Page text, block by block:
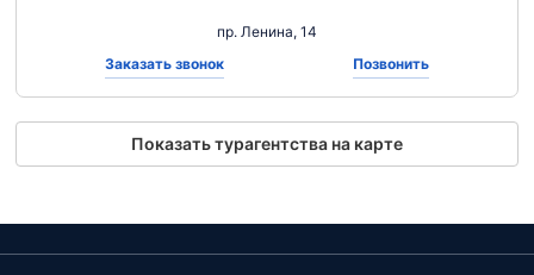
пр. Ленина, 14
Заказать звонок
Позвонить
Показать турагентства на карте